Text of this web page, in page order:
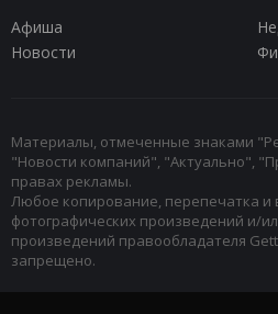
Афиша
Новости
Материалы, отмеченные знаками
"Новости компаний", "Актуально",
правах рекламы.
Любое копирование, перепечатка и
фотографических произведений и/
произведений правообладателя
запрещено.